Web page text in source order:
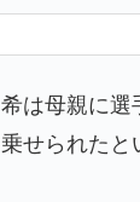
は母親に
せられた